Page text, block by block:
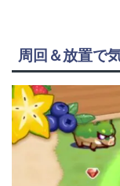
周回＆放置で